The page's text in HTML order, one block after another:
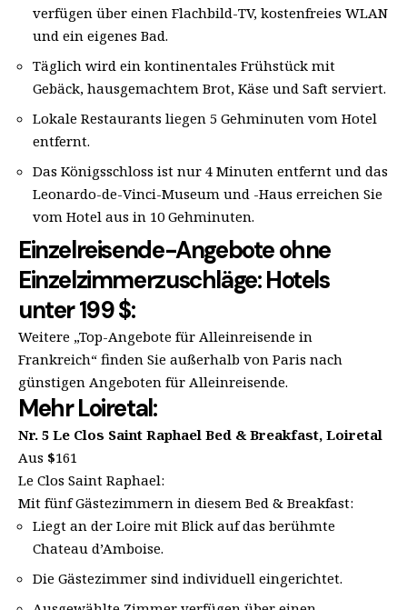
verfügen über einen Flachbild-TV, kostenfreies WLAN
und ein eigenes Bad.
Täglich wird ein kontinentales Frühstück mit
Gebäck, hausgemachtem Brot, Käse und Saft serviert.
Lokale Restaurants liegen 5 Gehminuten vom Hotel
entfernt.
Das Königsschloss ist nur 4 Minuten entfernt und das
Leonardo-de-Vinci-Museum und -Haus erreichen Sie
vom Hotel aus in 10 Gehminuten.
Einzelreisende-Angebote ohne
Einzelzimmerzuschläge: Hotels
unter 199 $:
Weitere „Top-Angebote für Alleinreisende in
Frankreich“ finden Sie außerhalb von Paris nach
günstigen Angeboten für Alleinreisende.
Mehr Loiretal:
Nr. 5 Le Clos Saint Raphael Bed & Breakfast, Loiretal
Aus $161
Le Clos Saint Raphael:
Mit fünf Gästezimmern in diesem Bed & Breakfast:
Liegt an der Loire mit Blick auf das berühmte
Chateau d’Amboise.
Die Gästezimmer sind individuell eingerichtet.